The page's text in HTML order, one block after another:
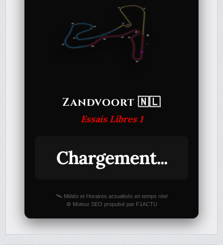
Zandvoort 🇳🇱
Essais Libres 1
Chargement...
🛰️ Météo et Horaires actualisés en temps réel
⚙️ Moteur SEO propulsé par F1ACTU